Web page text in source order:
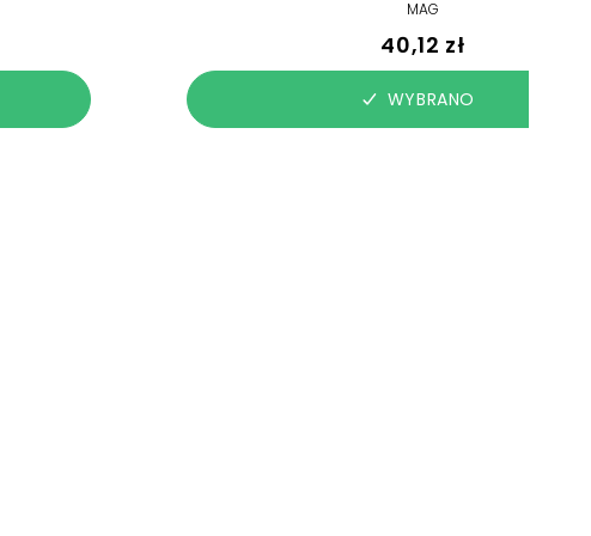
MAG
40,12 zł
WYBRANO